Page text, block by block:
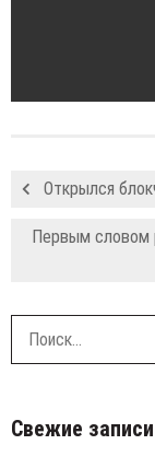
Открылся
Первым словом
Свежие записи